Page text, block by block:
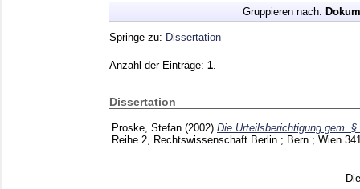
Gruppieren nach:
Springe zu: Dissertation
Anzahl der Einträge: 1
Dissertation
Proske, Stefan (2002) Die Urteilsberichtigung gem.
Reihe 2, Rechtswissenschaft Berlin ; Bern ; Wien